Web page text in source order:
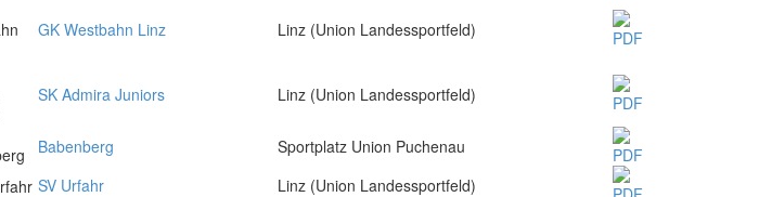
GK Westbahn Linz Linz (Union Landessportfeld)
SK Admira Juniors Linz (Union Landessportfeld)
Babenberg
Sportplatz Union Puchenau
SV Urfahr Linz (Union Landessportfeld)